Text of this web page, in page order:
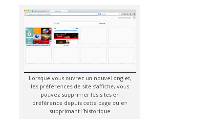
Lorsque vous ouvrez un nouvel onglet,
les préférences de site s’affiche, vous
pouvez supprimer les sites en
préférence depuis cette page ou en
supprimant l’historique